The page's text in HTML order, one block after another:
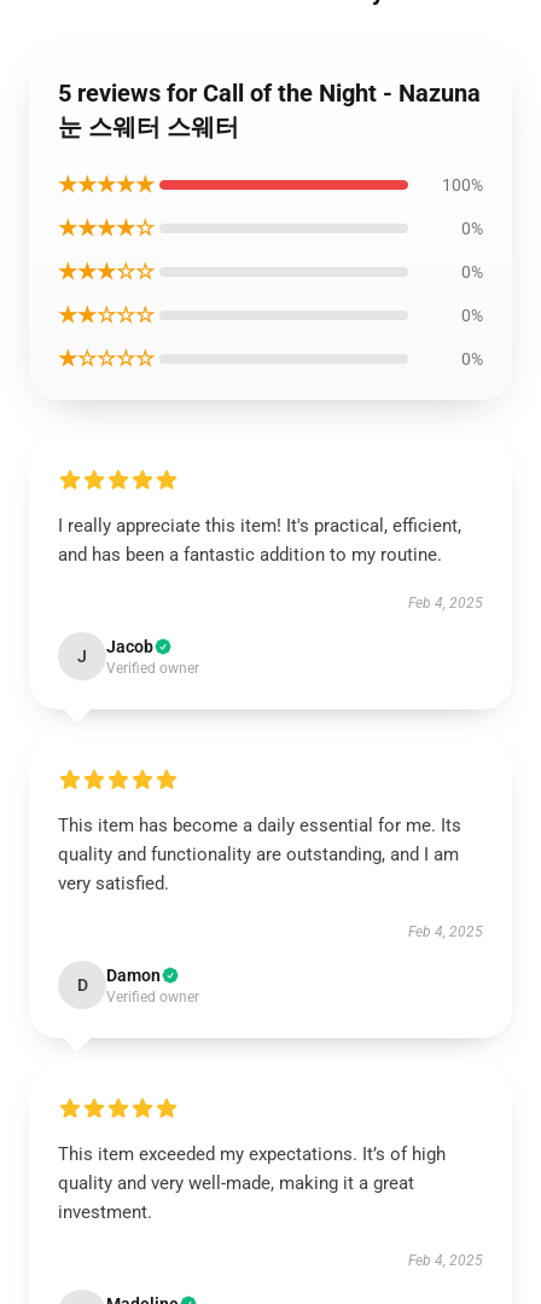
5 reviews for Call of the Night - Nazuna
눈 스웨터 스웨터
★★★★★ 100%
★★★★☆ 0%
★★★☆☆ 0%
★★☆☆☆ 0%
★☆☆☆☆ 0%
I really appreciate this item! It's practical, efficient,
and has been a fantastic addition to my routine.
Feb 4, 2025
J Jacob
Verified owner
This item has become a daily essential for me. Its
quality and functionality are outstanding, and I am
very satisfied.
Feb 4, 2025
D Damon
Verified owner
This item exceeded my expectations. It’s of high
quality and very well-made, making it a great
investment.
Feb 4, 2025